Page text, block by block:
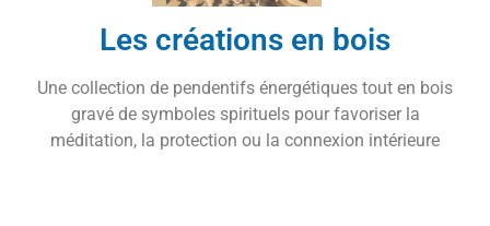
Les créations en bois
Une collection de pendentifs énergétiques tout en bois
gravé de symboles spirituels pour favoriser la
méditation, la protection ou la connexion intérieure